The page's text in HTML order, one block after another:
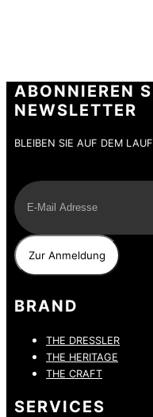
ABONNIEREN
NEWSLETTER
BLEIBEN SIE AUF DEM
BRAND
THE DRESSLER
THE HERITAGE
THE CRAFT
SERVICES